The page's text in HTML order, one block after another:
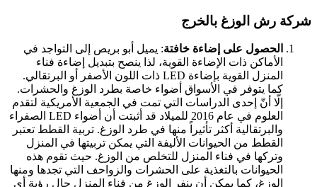
رش الوزغ بالخرج
الحصول على إضاءة خافتة: يميل أبو بريص إلى التواجد في
الأماكن ذات الإضاءة القوية، لذا ينصح بتبديل إضاءة فناء
المنزل القوية بإضاءة LED ذات اللون الأصفر أو البرتقالي.
كما يتوفر في الأسواق أضواء خاصة بطرد الوزغ والحشرات.
إلّا أنّ إحدى الدراسات التي تمت في الجمعية الأمريكية لتقدم
العلوم في عام 2016 للميلاد قد أثبتت أن أضواء LED الصفراء
والبرتقالية أكثر تأثيراً منها في طرد الوزغ. تربية القطط تعتبر
القطط من الحيوانات الأليفة التي يمكن تربيتها في المنزل
وتركها في فناء المنزل للتخلص من الوزغ. حيث تقوم هذه
الحيوانات بالتغذية على الحشرات والزواحف التي تجدها ومنها
الوزغ، كما يمكن أن ينفر الوزغ من فناء المنزل حال رؤية أي